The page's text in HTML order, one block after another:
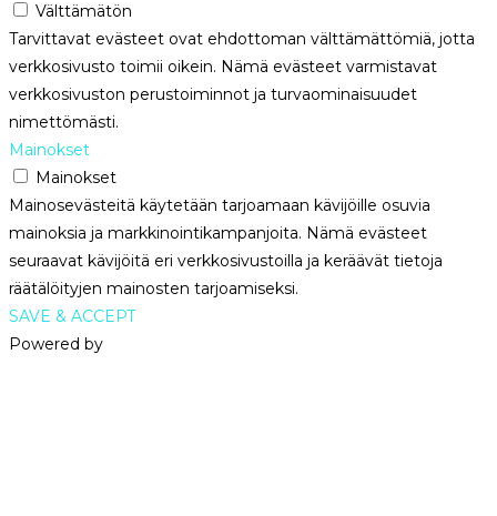
Välttämätön
Tarvittavat evästeet ovat ehdottoman välttämättömiä, jotta
verkkosivusto toimii oikein. Nämä evästeet varmistavat
verkkosivuston perustoiminnot ja turvaominaisuudet
nimettömästi.
Mainokset
Mainokset
Mainosevästeitä käytetään tarjoamaan kävijöille osuvia
mainoksia ja markkinointikampanjoita. Nämä evästeet
seuraavat kävijöitä eri verkkosivustoilla ja keräävät tietoja
räätälöityjen mainosten tarjoamiseksi.
SAVE & ACCEPT
Powered by